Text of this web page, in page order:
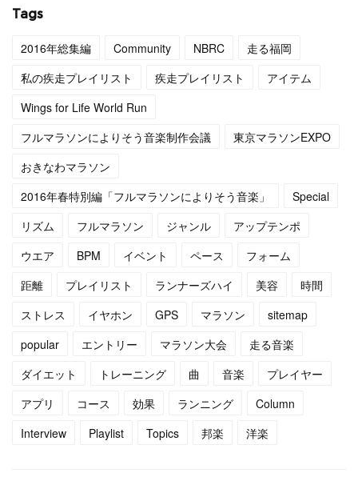
( 4)
(4)
(5)
(
15
( 12)
(13 )
(
)
Tags
2016年総集編 Community NBRC
走る福岡
私の疾走プレイリスト
疾走プレイリスト
アイテム
Wings for Life World Run
フルマラソンによりそう音楽制作会議
東京マラソンEXPO
おきなわマラソン
2016年春特別編「フルマラソンによりそう音楽」
Special
リズム
フルマラソン ジャンル
アップテンポ
ウエア
BPM イベント ペース
フォーム
距離
プレイリスト ランナーズハイ 美容
時間
ストレス
イヤホン GPS マラソン
sitemap
popular
エントリー マラソン大会
走る音楽
ダイエット
トレーニング 曲 音楽
プレイヤー
アプリ
コース 効果 ランニング
Column
Interview
Playlist Topics 邦楽 洋楽